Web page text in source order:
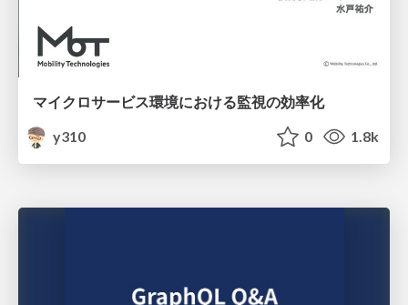
マイクロサービス環境における監視の効率化
y310
0 1.8k